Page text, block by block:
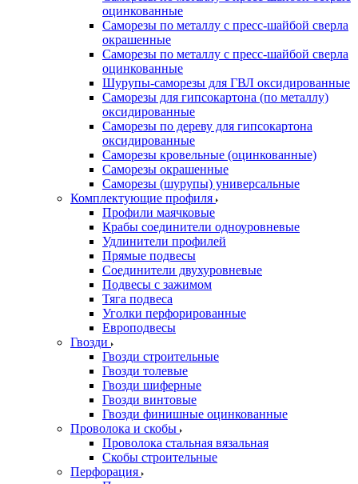
оцинкованные
Саморезы по металлу с пресс-шайбой сверла
окрашенные
Саморезы по металлу с пресс-шайбой сверла
оцинкованные
Шурупы-саморезы для ГВЛ оксидированные
Саморезы для гипсокартона (по металлу)
оксидированные
Саморезы по дереву для гипсокартона
оксидированные
Саморезы кровельные (оцинкованные)
Саморезы окрашенные
Саморезы (шурупы) универсальные
Комплектующие профиля
Профили маячковые
Крабы соединители одноуровневые
Удлинители профилей
Прямые подвесы
Соединители двухуровневые
Подвесы с зажимом
Тяга подвеса
Уголки перфорированные
Европодвесы
Гвозди
Гвозди строительные
Гвозди толевые
Гвозди шиферные
Гвозди винтовые
Гвозди финишные оцинкованные
Проволока и скобы
Проволока стальная вязальная
Скобы строительные
Перфорация